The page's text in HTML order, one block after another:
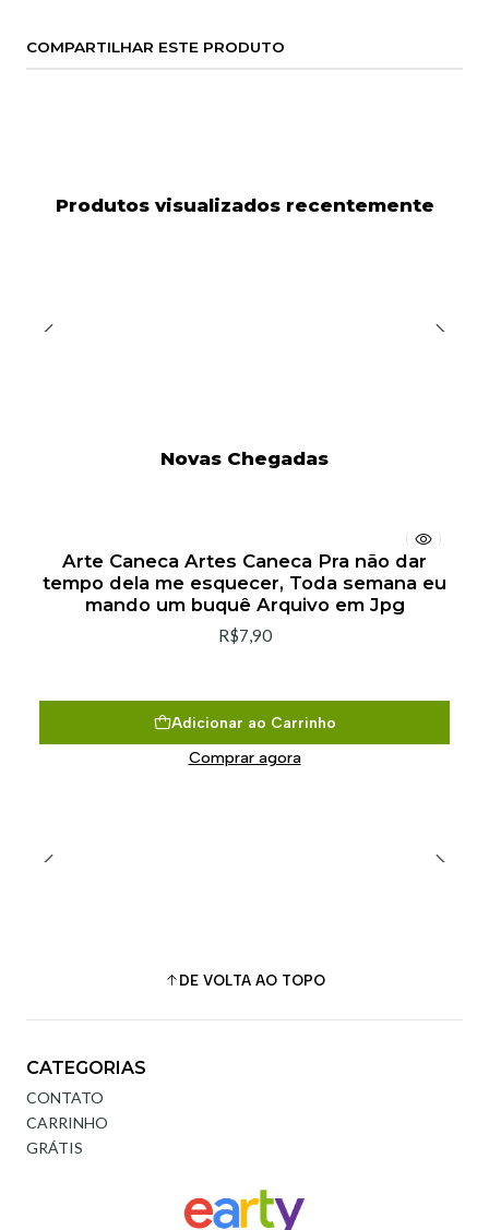
COMPARTILHAR ESTE PRODUTO
Produtos visualizados recentemente
Novas Chegadas
Arte Caneca Artes Caneca Pra não dar
tempo dela me esquecer, Toda semana eu
mando um buquê Arquivo em Jpg
R$7,90
Adicionar ao Carrinho
Comprar agora
DE VOLTA AO TOPO
CATEGORIAS
CONTATO
CARRINHO
GRÁTIS